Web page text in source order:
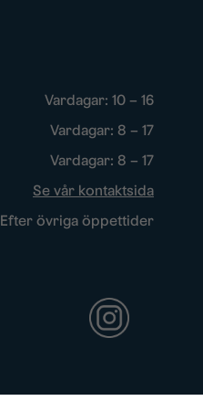
Vardagar: 10 – 16
Vardagar: 8 – 17
Vardagar: 8 – 17
Se vår kontaktsida
Efter övriga öppettider